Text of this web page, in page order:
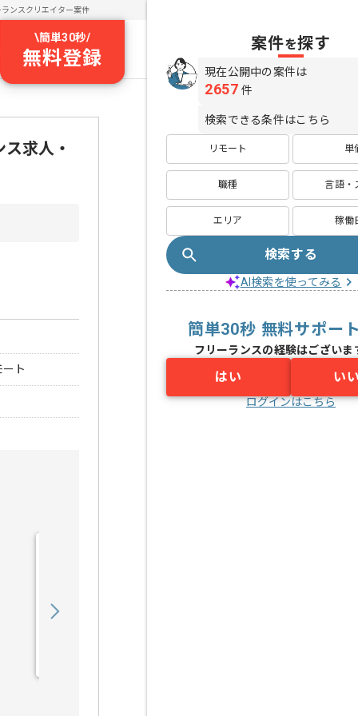
ランスクリエイター案件
\簡単30秒/
無料登録
求人・
ト
案件を探す
現在公開中の案件は
2657 件
検索できる条件はこちら
リモート 単
職種 言語・
エリア 稼働
検索する
AI検索を使ってみる
簡単30秒 無料サポー
フリーランスの経験はございま
はい い
ログインはこちら